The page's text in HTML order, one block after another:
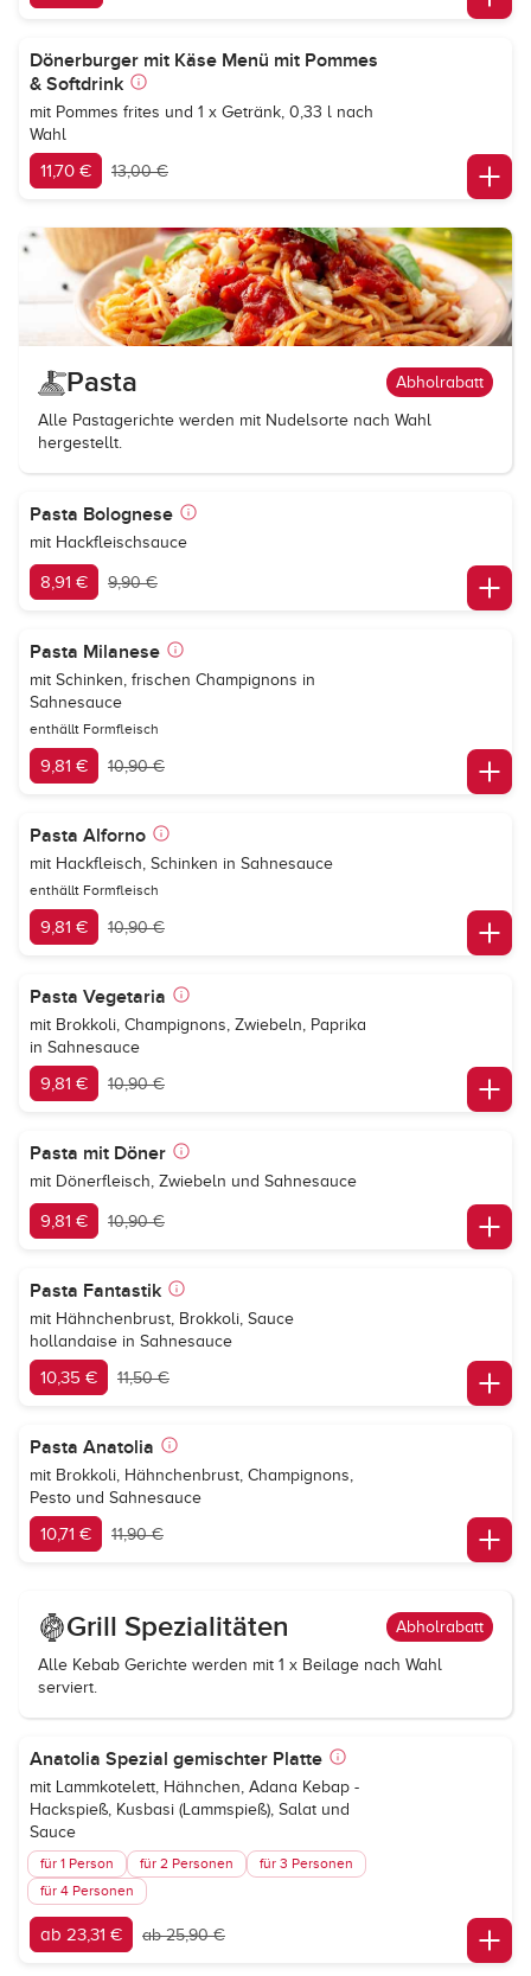
Dönerburger mit Käse Menü mit Pommes
& Softdrink
mit Pommes frites und 1 x Getränk, 0,33 l nach
Wahl
11,70 € 13,00 €
Pasta Abholrabatt
Alle Pastagerichte werden mit Nudelsorte nach Wahl
hergestellt.
Pasta Bolognese
mit Hackfleischsauce
8,91 € 9,90 €
Pasta Milanese
mit Schinken, frischen Champignons in
Sahnesauce
enthällt Formfleisch
9,81 € 10,90 €
Pasta Alforno
mit Hackfleisch, Schinken in Sahnesauce
enthällt Formfleisch
9,81 € 10,90 €
Pasta Vegetaria
mit Brokkoli, Champignons, Zwiebeln, Paprika
in Sahnesauce
9,81 € 10,90 €
Pasta mit Döner
mit Dönerfleisch, Zwiebeln und Sahnesauce
9,81 € 10,90 €
Pasta Fantastik
mit Hähnchenbrust, Brokkoli, Sauce
hollandaise in Sahnesauce
10,35 € 11,50 €
Pasta Anatolia
mit Brokkoli, Hähnchenbrust, Champignons,
Pesto und Sahnesauce
10,71 € 11,90 €
Grill Spezialitäten Abholrabatt
Alle Kebab Gerichte werden mit 1 x Beilage nach Wahl
serviert.
Anatolia Spezial gemischter Platte
mit Lammkotelett, Hähnchen, Adana Kebap -
Hackspieß, Kusbasi (Lammspieß), Salat und
Sauce
für 1 Person für 2 Personen
für 3 Personen
für 4 Personen
ab 23,31 € ab 25,90 €